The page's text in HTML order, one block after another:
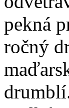
pekná
ročný